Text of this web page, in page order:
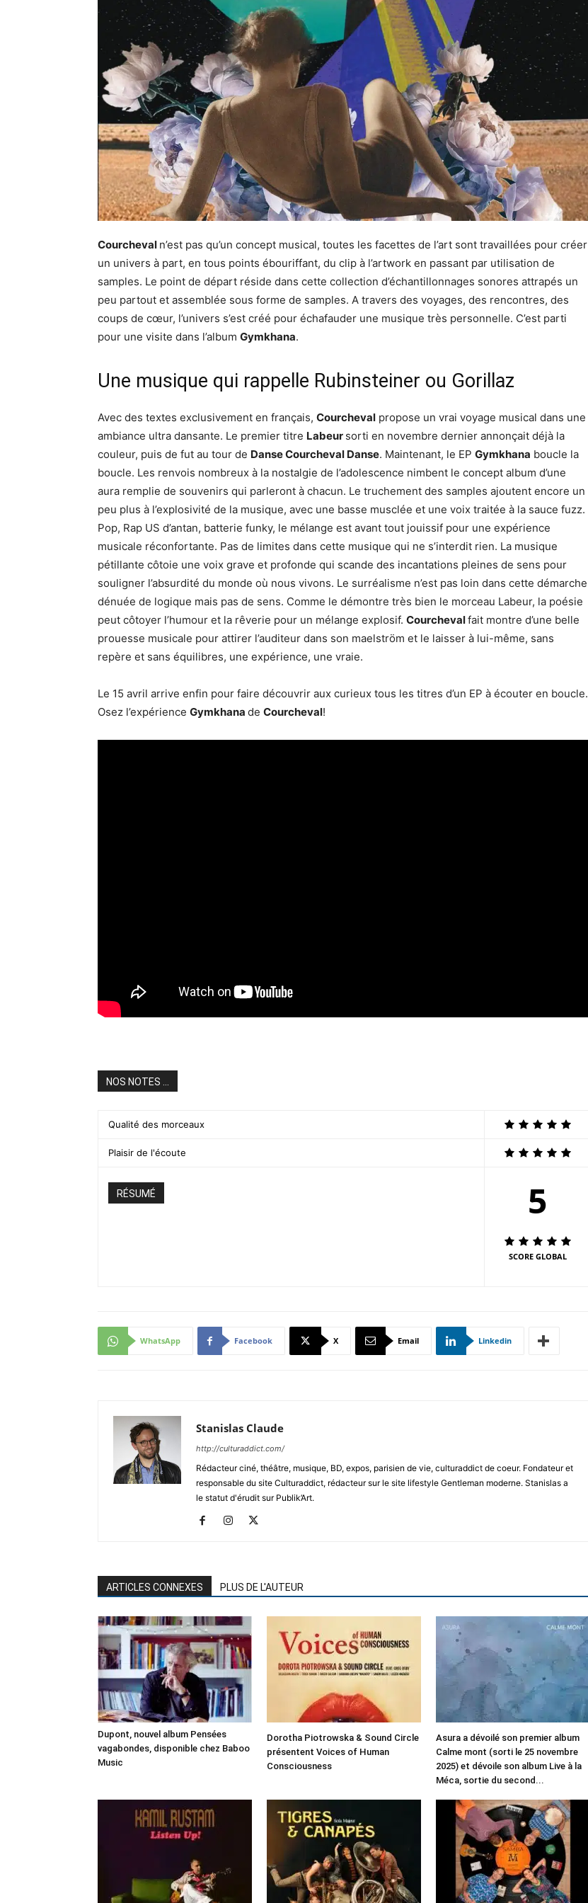
Courcheval n’est pas qu’un concept musical, toutes les facettes de l’art sont travaillées pour créer
un univers à part, en tous points ébouriffant, du clip à l’artwork en passant par utilisation de
samples. Le point de départ réside dans cette collection d’échantillonnages sonores attrapés un
peu partout et assemblée sous forme de samples. A travers des voyages, des rencontres, des
coups de cœur, l’univers s’est créé pour échafauder une musique très personnelle. C’est parti
pour une visite dans l’album Gymkhana.
Une musique qui rappelle Rubinsteiner ou Gorillaz
Avec des textes exclusivement en français, Courcheval propose un vrai voyage musical dans une
ambiance ultra dansante. Le premier titre Labeur sorti en novembre dernier annonçait déjà la
couleur, puis de fut au tour de Danse Courcheval Danse. Maintenant, le EP Gymkhana boucle la
boucle. Les renvois nombreux à la nostalgie de l’adolescence nimbent le concept album d’une
aura remplie de souvenirs qui parleront à chacun. Le truchement des samples ajoutent encore un
peu plus à l’explosivité de la musique, avec une basse musclée et une voix traitée à la sauce fuzz.
Pop, Rap US d’antan, batterie funky, le mélange est avant tout jouissif pour une expérience
musicale réconfortante. Pas de limites dans cette musique qui ne s’interdit rien. La musique
pétillante côtoie une voix grave et profonde qui scande des incantations pleines de sens pour
souligner l’absurdité du monde où nous vivons. Le surréalisme n’est pas loin dans cette démarche
dénuée de logique mais pas de sens. Comme le démontre très bien le morceau Labeur, la poésie
peut côtoyer l’humour et la rêverie pour un mélange explosif. Courchevalfait montre d’une belle
prouesse musicale pour attirer l’auditeur dans son maelström et le laisser à lui-même, sans
repère et sans équilibres, une expérience, une vraie.
Le 15 avril arrive enfin pour faire découvrir aux curieux tous les titres d’un EP à écouter en boucle.
Osez l’expérience Gymkhana de Courcheval!
NOS NOTES ...
Qualité des morceaux
Plaisir de l'écoute
RÉSUMÉ 5
SCORE GLOBAL
WhatsApp Facebook X Email Linkedin
Stanislas Claude
http://culturaddict.com/
Rédacteur ciné, théâtre, musique, BD, expos, parisien de vie, culturaddict de coeur. Fondateur et
responsable du site Culturaddict, rédacteur sur le site lifestyle Gentleman moderne. Stanislas a
le statut d'érudit sur Publik’Art.
ARTICLES CONNEXES PLUS DE L'AUTEUR
Dupont, nouvel album Pensées
vagabondes, disponible chez Baboo
Music
Dorotha Piotrowska & Sound Circle
présentent Voices of Human
Consciousness
Asura a dévoilé son premier album
Calme mont (sorti le 25 novembre
2025) et dévoile son album Live à la
Méca, sortie du second...